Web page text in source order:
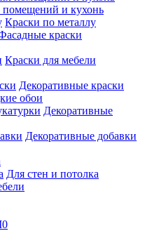
и кухонь
Краски по металлу
краски
Краски для мебели
Декоративные краски
обои
Декоративные
Декоративные добавки
Для стен и потолка